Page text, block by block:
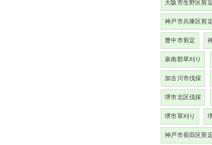
大阪市生野区剪
神戸市兵庫区剪
豊中市剪定
泉南郡草刈り
加古川市伐採
堺市北区伐採
堺市草刈り
神戸市長田区剪